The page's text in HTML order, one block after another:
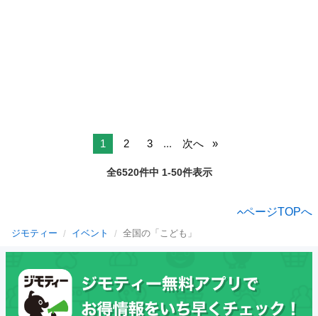
1 2 3 ... 次へ
全6520件中 1-50件表示
ページTOPへ
ジモティー イベント 全国の「こども」